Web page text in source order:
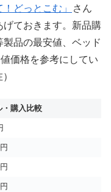
！どっとこむ」
さん
ておきます。新品購
品の最安値、ベッド
価格を参考にしてい
・購入比較